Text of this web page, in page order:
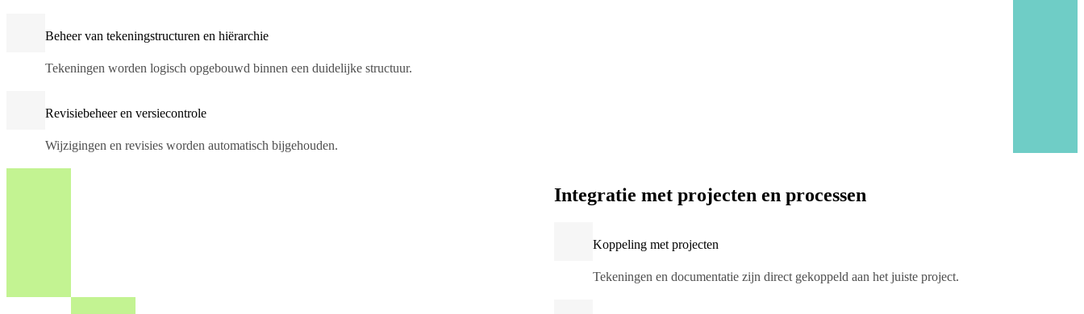
Beheer van tekeningstructuren en hiërarchie
Tekeningen worden logisch opgebouwd binnen een duidelijke structuur.
Revisiebeheer en versiecontrole
Wijzigingen en revisies worden automatisch bijgehouden.
Integratie met projecten en processen
Koppeling met projecten
Tekeningen en documentatie zijn direct gekoppeld aan het juiste project.